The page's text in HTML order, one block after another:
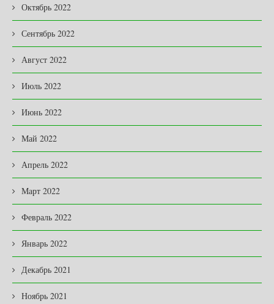
Октябрь 2022
Сентябрь 2022
Август 2022
Июль 2022
Июнь 2022
Май 2022
Апрель 2022
Март 2022
Февраль 2022
Январь 2022
Декабрь 2021
Ноябрь 2021